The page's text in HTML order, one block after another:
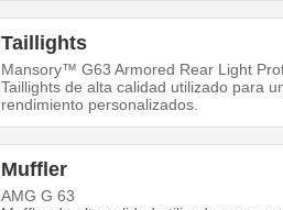
Taillights
Mansory™ G63 Armored Rear Light
Taillights de alta calidad utilizado para
rendimiento personalizados.
Muffler
AMG G 63